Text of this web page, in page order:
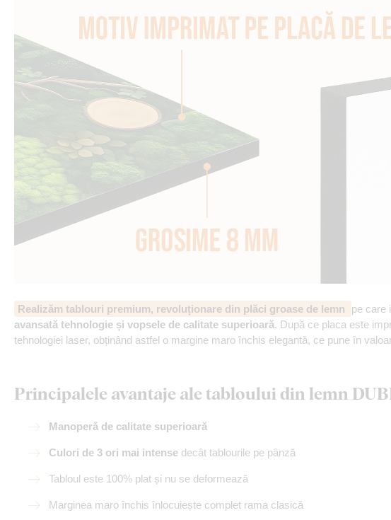
Realizăm tablouri premium, revoluționare din plăci groase de lemn pe care
avansată tehnologie și vopsele de calitate superioară. După ce placa este
tehnologiei laser, obținând astfel o margine maro închis elegantă, ce pune în
Principalele avantaje ale tabloului din lemn
Manoperă de calitate superioară
Culori de 3 ori mai intense decât tablourile pe pânză
Tabloul este 100% plat și nu se deformează
Marginea maro închis înlocuiește complet rama clasică